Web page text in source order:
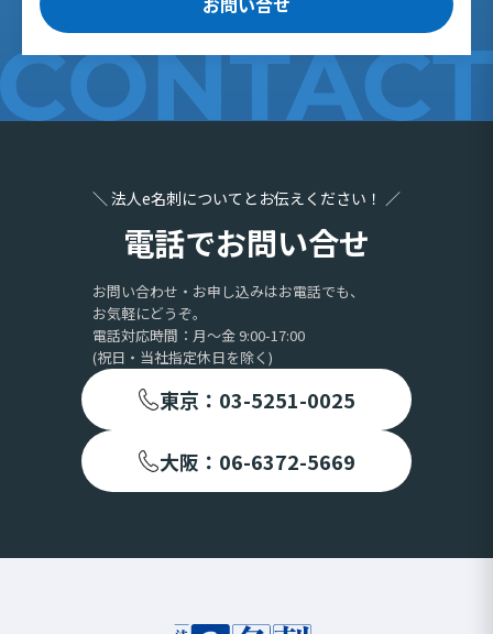
＼ 法人e名刺についてとお伝えください！ ／
電話でお問い合せ
お問い合わせ・お申し込みはお電話でも、
お気軽にどうぞ。
電話対応時間：月〜金 9:00-17:00
(祝日・当社指定休日を除く)
東京：03-5251-0025
大阪：06-6372-5669